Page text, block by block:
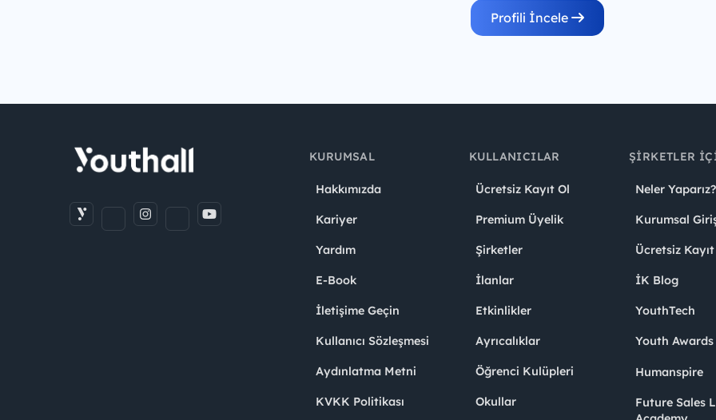
Profili İncele
KURUMSAL
Hakkımızda
Kariyer
Yardım
E-Book
İletişime Geçin
Kullanıcı Sözleşmesi
Aydınlatma Metni
KVKK Politikası
KULLANICILAR
Ücretsiz Kayıt Ol
Premium Üyelik
Şirketler
İlanlar
Etkinlikler
Ayrıcalıklar
Öğrenci Kulüpleri
Okullar
ŞIRKETLER
Neler Yaparız?
Kurumsal
Ücretsiz Kayıt
İK Blog
YouthTech
Youth Awards
Humanspire
Future Sales